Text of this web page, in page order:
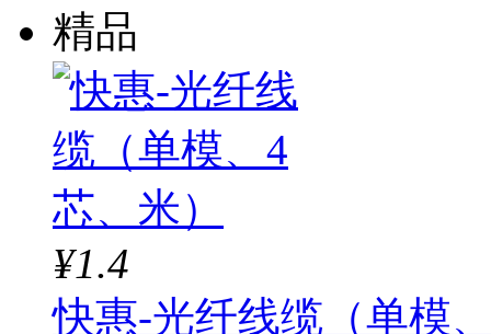
精品
¥1.4
快惠-光纤线缆（单模